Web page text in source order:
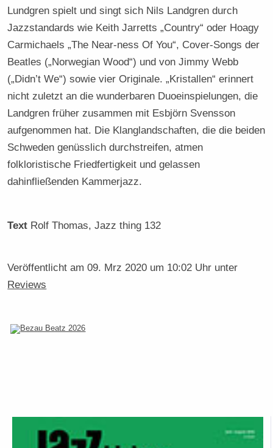
Lundgren spielt und singt sich Nils Landgren durch
Jazzstandards wie Keith Jarretts „Country“ oder Hoagy
Carmichaels „The Near-ness Of You“, Cover-Songs der
Beatles („Norwegian Wood“) und von Jimmy Webb
(„Didn’t We“) sowie vier Originale. „Kristallen“ erinnert
nicht zuletzt an die wunderbaren Duoeinspielungen, die
Landgren früher zusammen mit Esbjörn Svensson
aufgenommen hat. Die Klanglandschaften, die die beiden
Schweden genüsslich durchstreifen, atmen
folkloristische Friedfertigkeit und gelassen
dahinfließenden Kammerjazz.
Text Rolf Thomas, Jazz thing 132
Veröffentlicht am09. Mrz 2020 um 10:02 Uhr unter
Reviews